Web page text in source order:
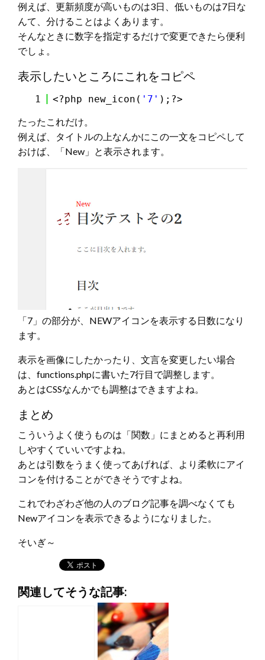
例えば、更新頻度が高いものは3日、低いものは7日な
んて、分けることはよくあります。
そんなときに数字を指定するだけで変更できたら便利
でしょ。
表示したいところにこれをコピペ
1 <?php new_icon( '7' );?>
たったこれだけ。
例えば、タイトルの上なんかにこの一文をコピペして
おけば、「New」と表示されます。
「7」の部分が、NEWアイコンを表示する日数になり
ます。
表示を画像にしたかったり、文言を変更したい場合
は、functions.phpに書いた7行目で調整します。
あとはCSSなんかでも調整はできますよね。
まとめ
こういうよく使うものは「関数」にまとめると再利用
しやすくていいですよね。
あとは引数をうまく使ってあげれば、より柔軟にアイ
コンを付けることができそうですよね。
これでわざわざ他の人のブログ記事を調べなくても
Newアイコンを表示できるようになりました。
そいぎ～
関連してそうな記事: